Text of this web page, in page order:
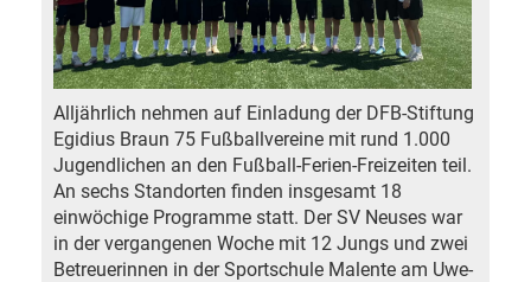
Alljährlich nehmen auf Einladung der DFB-Stiftung
Egidius Braun 75 Fußballvereine mit rund 1.000
Jugendlichen an den Fußball-Ferien-Freizeiten teil.
An sechs Standorten finden insgesamt 18
einwöchige Programme statt. Der SV Neuses war
in der vergangenen Woche mit 12 Jungs und zwei
Betreuerinnen in der Sportschule Malente am Uwe-